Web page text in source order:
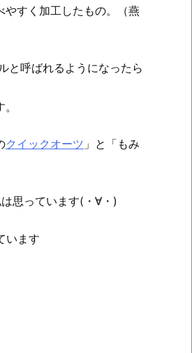
すく加工したもの。（燕
と呼ばれるようになったら
クイックオーツ 」と「もみ
思っています(・∀・)
います